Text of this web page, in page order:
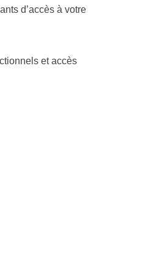
d’accès à votre
et accès